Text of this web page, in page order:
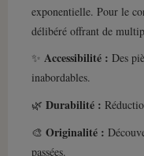
exponentielle. Pour le
délibéré offrant de
✨ Accessibilité : Des
inabordables.
🌿 Durabilité :
🎨 Originalité :
passées.